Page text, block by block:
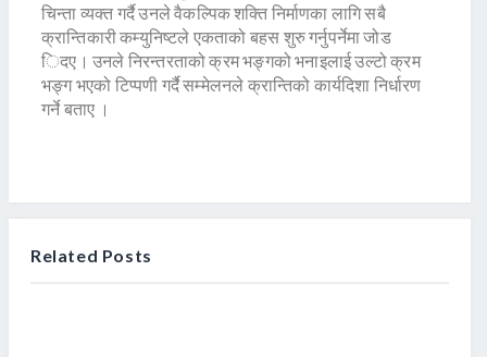
चिन्ता व्यक्त गर्दै उनले वैकल्पिक शक्ति निर्माणका लागि सबै
क्रान्तिकारी कम्युनिष्टले एकताको बहस शुरु गर्नुपर्नेमा जोड
िदए। उनले निरन्तरताको क्रम भङ्गको भनाइलाई उल्टो क्रम
भङ्ग भएको टिप्पणी गर्दै सम्मेलनले क्रान्तिको कार्यदिशा निर्धारण
गर्ने बताए ।
Related Posts